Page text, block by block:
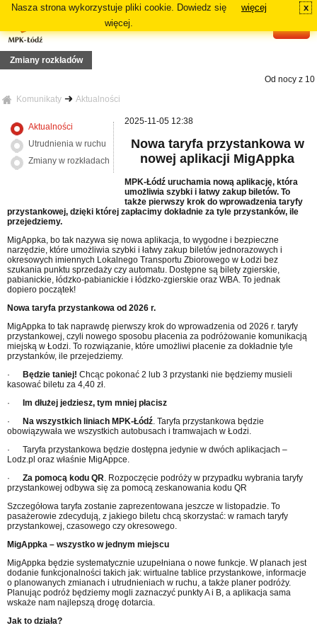
Nasza strona wykorzystuje pliki cookie. Dowiedz się
więcej.
więcej x
Komunikaty Aktualności
Aktualności
Utrudnienia w ruchu
Zmiany w rozkładach
Zmiany rozkładów
Od nocy z 10
19 lipca 2026r. (niedziela), zmiana tras linii 73, 81A, 81B, N5A, N5B
12 lipca 2026r. (niedziela), zmiana tras linii 87A, 87B
linii 18 i 54A
podstawowej danej linii: 64A, 84A, 88B i 91A
29 czerwca 2026r. (poniedziałek), zmiana tras linii: 2, 3, 6, 7, 11
2025-11-05 12:38
Nowa taryfa przystankowa w
nowej aplikacji MigAppka
MPK-Łódź uruchamia nową aplikację, która
umożliwia szybki i łatwy zakup biletów. To
także pierwszy krok do wprowadzenia taryfy
przystankowej, dzięki której zapłacimy dokładnie za tyle przystanków, ile
przejedziemy.
MigAppka, bo tak nazywa się nowa aplikacja, to wygodne i bezpieczne
narzędzie, które umożliwia szybki i łatwy zakup biletów jednorazowych i
okresowych imiennych Lokalnego Transportu Zbiorowego w Łodzi bez
szukania punktu sprzedaży czy automatu. Dostępne są bilety zgierskie,
pabianickie, łódzko-pabianickie i łódzko-zgierskie oraz WBA. To jednak
dopiero początek!
Nowa taryfa przystankowa od 2026 r.
MigAppka to tak naprawdę pierwszy krok do wprowadzenia od 2026 r. taryfy
przystankowej, czyli nowego sposobu płacenia za podróżowanie komunikacją
miejską w Łodzi. To rozwiązanie, które umożliwi płacenie za dokładnie tyle
przystanków, ile przejedziemy.
·
Będzie taniej! Chcąc pokonać 2 lub 3 przystanki nie będziemy musieli
kasować biletu za 4,40 zł.
·
Im dłużej jedziesz, tym mniej płacisz
·
Na wszystkich liniach MPK-Łódź. Taryfa przystankowa będzie
obowiązywała we wszystkich autobusach i tramwajach w Łodzi.
·
Taryfa przystankowa będzie dostępna jedynie w dwóch aplikacjach –
Lodz.pl oraz właśnie MigAppce.
·
Za pomocą kodu QR. Rozpoczęcie podróży w przypadku wybrania taryfy
przystankowej odbywa się za pomocą zeskanowania kodu QR
Szczegółowa taryfa zostanie zaprezentowana jeszcze w listopadzie. To
pasażerowie zdecydują, z jakiego biletu chcą skorzystać: w ramach taryfy
przystankowej, czasowego czy okresowego.
MigAppka – wszystko w jednym miejscu
MigAppka będzie systematycznie uzupełniana o nowe funkcje. W planach jest
dodanie funkcjonalności takich jak: wirtualne tablice przystankowe, informacje
o planowanych zmianach i utrudnieniach w ruchu, a także planer podróży.
Planując podróż będziemy mogli zaznaczyć punkty A i B, a aplikacja sama
wskaże nam najlepszą drogę dotarcia.
Jak to działa?